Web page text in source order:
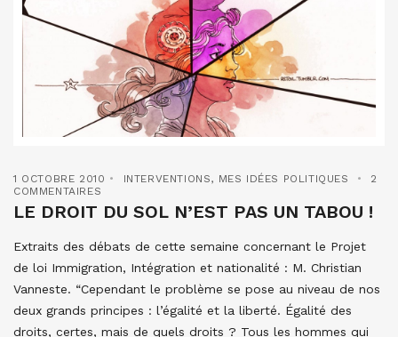
1 OCTOBRE 2010 INTERVENTIONS, MES IDÉES POLITIQUES
2
COMMENTAIRES
LE DROIT DU SOL N’EST PAS UN TABOU !
Extraits des débats de cette semaine concernant le Projet
de loi Immigration, Intégration et nationalité : M. Christian
Vanneste. “Cependant le problème se pose au niveau de nos
deux grands principes : l’égalité et la liberté. Égalité des
droits, certes, mais de quels droits ? Tous les hommes qui